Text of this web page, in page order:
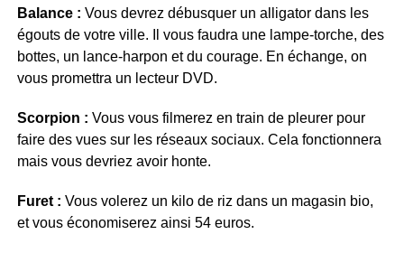
Balance : Vous devrez débusquer un alligator dans les
égouts de votre ville. Il vous faudra une lampe-torche, des
bottes, un lance-harpon et du courage. En échange, on
vous promettra un lecteur DVD.
Scorpion : Vous vous filmerez en train de pleurer pour
faire des vues sur les réseaux sociaux. Cela fonctionnera
mais vous devriez avoir honte.
Furet : Vous volerez un kilo de riz dans un magasin bio,
et vous économiserez ainsi 54 euros.